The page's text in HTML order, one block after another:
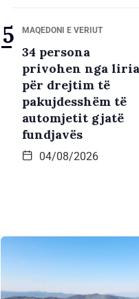
MAQEDONI E VERIUT
34 persona
privohen nga liria
për drejtim të
pakujdesshëm të
automjetit gjatë
fundjavës
04/08/2026